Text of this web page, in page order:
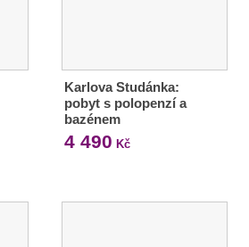
Karlova Studánka:
pobyt s polopenzí a
bazénem
4 490 Kč